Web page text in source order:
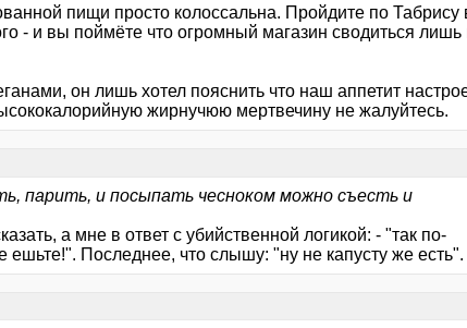
пищи просто колоссальна. Пройдите по Табрису
- и вы поймёте что огромный магазин сводиться лишь
он лишь хотел пояснить что наш аппетит
жирнучюю мертвечину не жалуйтесь.
парить, и посыпать чесноком можно съесть и
а мне в ответ с убийственной логикой: - "так по-
ешьте!". Последнее, что слышу: "ну не капусту же есть".